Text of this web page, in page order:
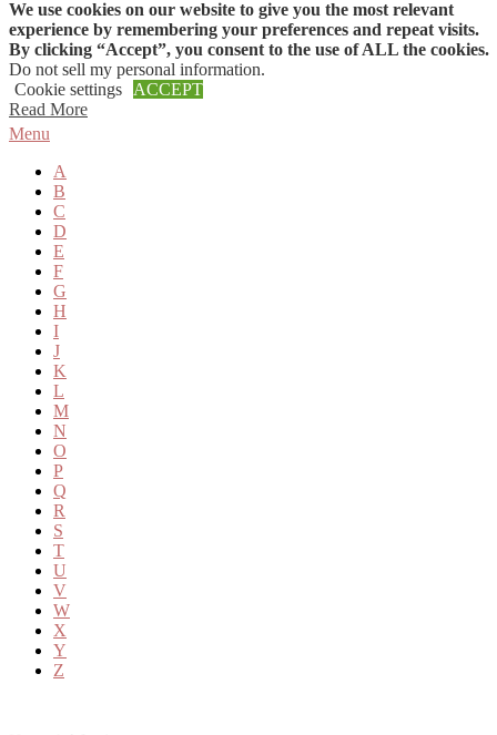
Skip to content
Menu
A
B
C
D
E
F
G
H
I
J
K
L
M
N
O
P
Q
R
S
T
U
V
W
X
Y
Z
We use cookies on our website to give you the most relevant
experience by remembering your preferences and repeat visits.
By clicking “Accept”, you consent to the use of ALL the cookies.
Do not sell my personal information.
Cookie settings
ACCEPT
Read More